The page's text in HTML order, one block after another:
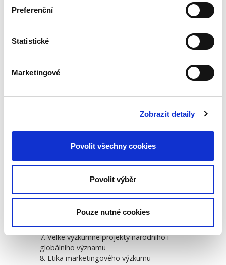
Preferenční
Statistické
Marketingové
Zobrazit detaily
Povolit všechny cookies
Povolit výběr
Pouze nutné cookies
metody získávání primárních informací
Na závěr jsou stručně zmíněny také národní
„Panel domácností“ a měření sledovanosti
médií, s cílem vysvětlit jejich praktické
praxi. Poslední kapitola se zabývá etikou v
reálné příklady z výzkumné praxe.
1. Marketing a marketingový výzkum
3. Základní členění dat
5. Kvalitativní výzkum
6. Další metody sběru primárních dat
7. Velké výzkumné projekty národního i
globálního významu
8. Etika marketingového výzkumu